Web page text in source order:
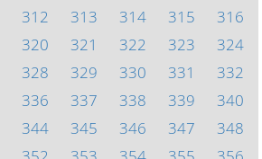
312 313 314 315
316
320 321 322 323
324
328 329 330 331
332
336 337 338 339
340
344 345 346 347
348